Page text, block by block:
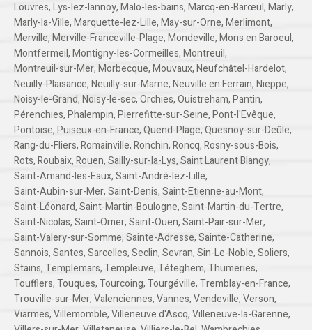
Louvres,Lys-lez-lannoy,Malo-les-bains,Marcq-en-Barœul,Marly,
Marly-la-Ville,Marquette-lez-Lille,May-sur-Orne,Merlimont,
Merville,Merville-Franceville-Plage,Mondeville,Mons en Baroeul,
Montfermeil,Montigny-les-Cormeilles,Montreuil,
Montreuil-sur-Mer,Morbecque,Mouvaux,Neufchâtel-Hardelot,
Neuilly-Plaisance,Neuilly-sur-Marne,Neuville en Ferrain,Nieppe,
Noisy-le-Grand,Noisy-le-sec,Orchies,Ouistreham,Pantin,
Pérenchies,Phalempin,Pierrefitte-sur-Seine,Pont-l'Evêque,
Pontoise,Puiseux-en-France,Quend-Plage,Quesnoy-sur-Deûle,
Rang-du-Fliers,Romainville,Ronchin,Roncq,Rosny-sous-Bois,
Rots,Roubaix,Rouen,Sailly-sur-la-Lys,Saint Laurent Blangy,
Saint-Amand-les-Eaux,Saint-André-lez-Lille,
Saint-Aubin-sur-Mer,Saint-Denis,Saint-Etienne-au-Mont,
Saint-Léonard,Saint-Martin-Boulogne,Saint-Martin-du-Tertre,
Saint-Nicolas,Saint-Omer,Saint-Ouen,Saint-Pair-sur-Mer,
Saint-Valery-sur-Somme,Sainte-Adresse,Sainte-Catherine,
Sannois,Santes,Sarcelles,Seclin,Sevran,Sin-Le-Noble,Soliers,
Stains,Templemars,Templeuve,Téteghem,Thumeries,
Toufflers,Touques,Tourcoing,Tourgéville,Tremblay-en-France,
Trouville-sur-Mer,Valenciennes,Vannes,Vendeville,Verson,
Viarmes,Villemomble,Villeneuve d'Ascq,Villeneuve-la-Garenne,